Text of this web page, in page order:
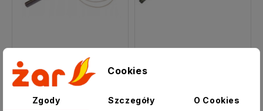
Żarnik ceramiczny PSX-6-240-B IULIA NEXT 4790078
228,00 zł
Cookies
Zgody Szczegóły O Cookies